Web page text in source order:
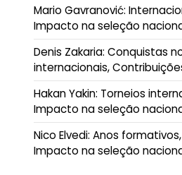
Mario Gavranović:
Impacto na seleção
Denis Zakaria: Conquistas
internacionais,
Hakan Yakin: Torneios
Impacto na seleção
Nico Elvedi: Anos
Impacto na seleção